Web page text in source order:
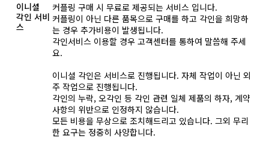
이니셜
각인 서비
스
커플링 구매 시 무료로 제공되는 서비스 입니다.
커플링이 아닌 다른 품목으로 구매를 하고 각인을 희망하
는 경우 추가비용이 발생됩니다.
각인서비스 이용할 경우 고객센터를 통하여 말씀해 주세
요.
이니셜 각인은 서비스로 진행됩니다. 자체 작업이 아닌 외
주 작업으로 진행됩니다.
각인의 누락, 오각인 등 각인 관련 일체 제품의 하자, 계약
사항의 위반으로 인정하지 않습니다.
모든 비용을 무상으로 조치해드리고 있습니다. 그외 무리
한 요구는 정중히 사양합니다.